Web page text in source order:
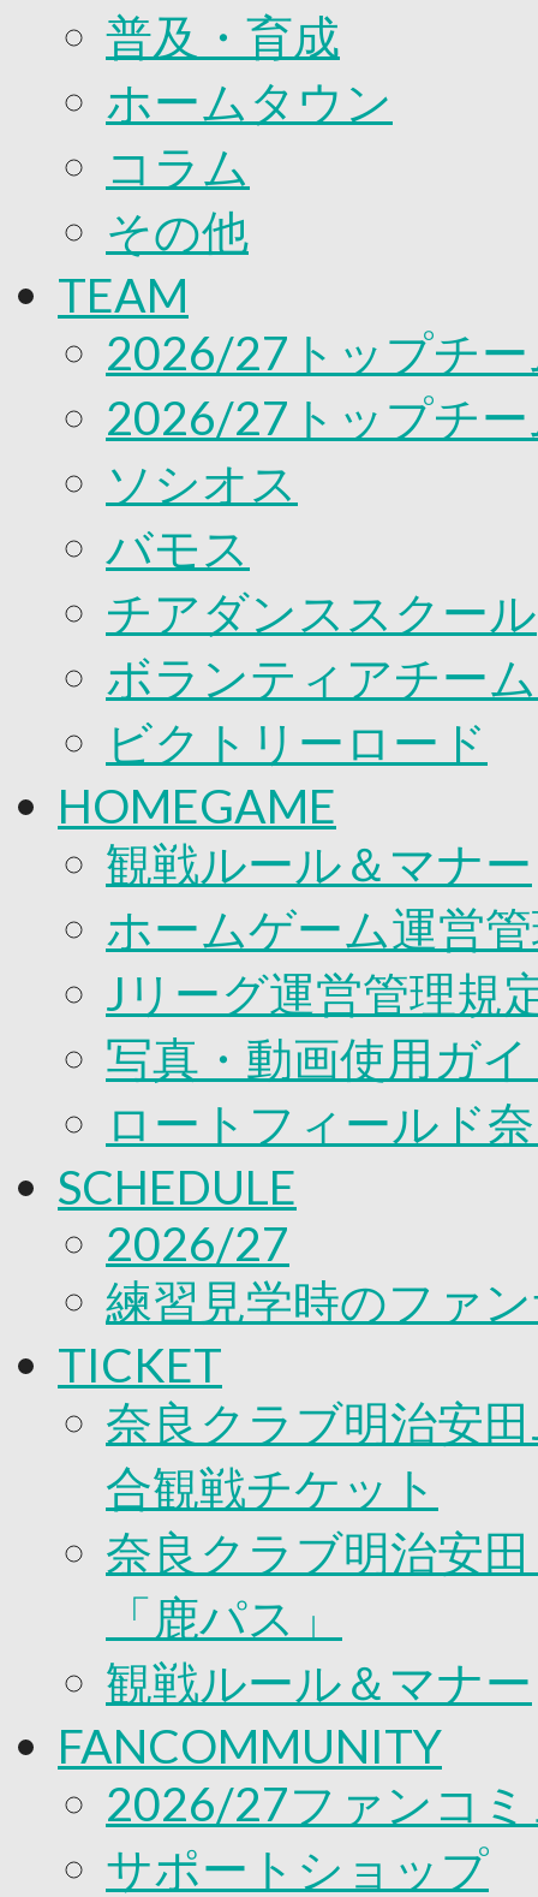
ジュニアユース
ユース
練習拠点（ナラディーア）
SCHOOL
CLUB
パートナー募集
クラブ理念
クラブ情報
サステナビリティ
応援プロジェクト
普及・育成
ホームタウン
コラム
その他
TEAM
2026/27トップチ
2026/27トップチ
ソシオス
バモス
チアダンススクール
ボランティアチー
ビクトリーロード
HOMEGAME
観戦ルール＆マナー
ホームゲーム運営
Jリーグ運営管理規
写真・動画使用ガ
ロートフィールド
SCHEDULE
2026/27
練習見学時のファ
TICKET
奈良クラブ明治安
合観戦チケット
奈良クラブ明治安
「鹿パス」
観戦ルール＆マナー
FANCOMMUNITY
2026/27ファンコ
サポートショップ